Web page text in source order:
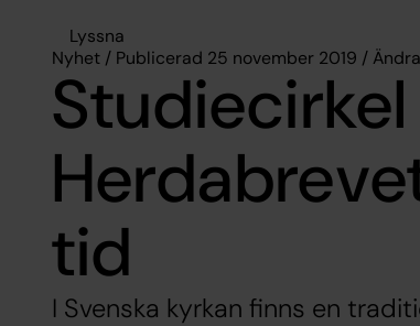
Lyssna
Nyhet / Publicerad 25 november 2019 /
tid
I Svenska kyrkan finns en